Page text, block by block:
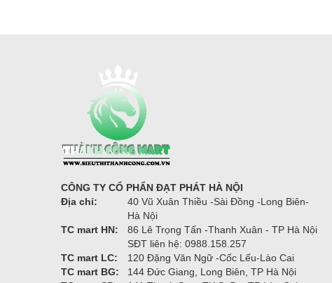
CÔNG TY CỔ PHẨN ĐẠT PHÁT HÀ NỘI
Địa chỉ:
40 Vũ Xuân Thiều -Sài Đồng -Long Biên-
Hà Nội
TC mart HN:
86 Lê Trọng Tấn -Thanh Xuân - TP Hà Nội
SĐT liên hệ: 0988.158.257
TC mart LC:
120 Đặng Văn Ngữ -Cốc Lếu-Lào Cai
TC mart BG:
144 Đức Giang, Long Biên, TP Hà Nội